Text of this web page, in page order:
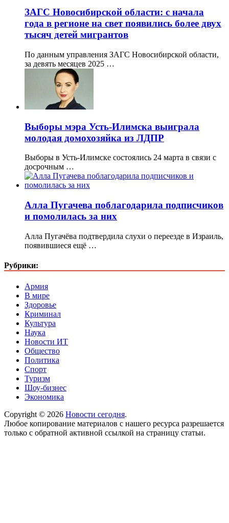
ЗАГС Новосибирской области: с начала
года в регионе на свет появились более двух
тысяч детей мигрантов
По данным управления ЗАГС Новосибирской области,
за девять месяцев 2025 …
Выборы мэра Усть-Илимска выиграла
молодая домохозяйка из ЛДПР
Выборы в Усть-Илимске состоялись 24 марта в связи с
досрочным …
Алла Пугачева поблагодарила подписчиков
и помолилась за них
Алла Пугачёва подтвердила слухи о переезде в Израиль,
появившиеся ещё …
Рубрики:
Армия
В мире
Здоровье
Криминал
Культура
Наука
Новости ИТ
Общество
Политика
Спорт
Туризм
Шоу-бизнес
Экономика
Copyright © 2026 Новости сегодня.
Любое копирование материалов с нашего ресурса разрешается
только с обратной активной ссылкой на страницу статьи.